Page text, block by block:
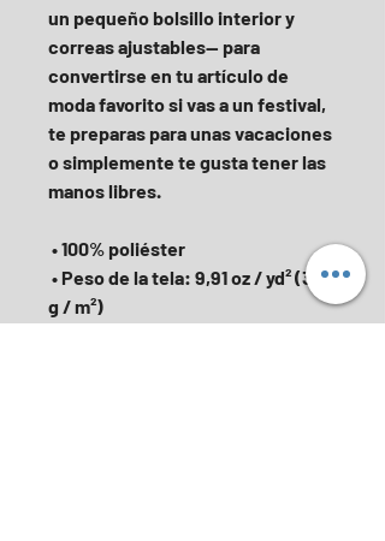
un pequeño bolsillo interior y
correas ajustables— para
convertirse en tu artículo de
moda favorito si vas a un festival,
te preparas para unas vacaciones
o simplemente te gusta tener las
manos libres.
• 100% poliéster
g / m²)